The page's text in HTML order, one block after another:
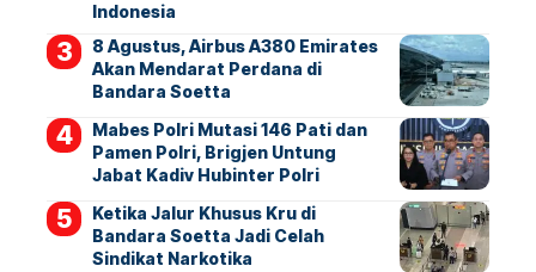
Indonesia
8 Agustus, Airbus A380 Emirates
Akan Mendarat Perdana di
Bandara Soetta
Mabes Polri Mutasi 146 Pati dan
Pamen Polri, Brigjen Untung
Jabat Kadiv Hubinter Polri
Ketika Jalur Khusus Kru di
Bandara Soetta Jadi Celah
Sindikat Narkotika